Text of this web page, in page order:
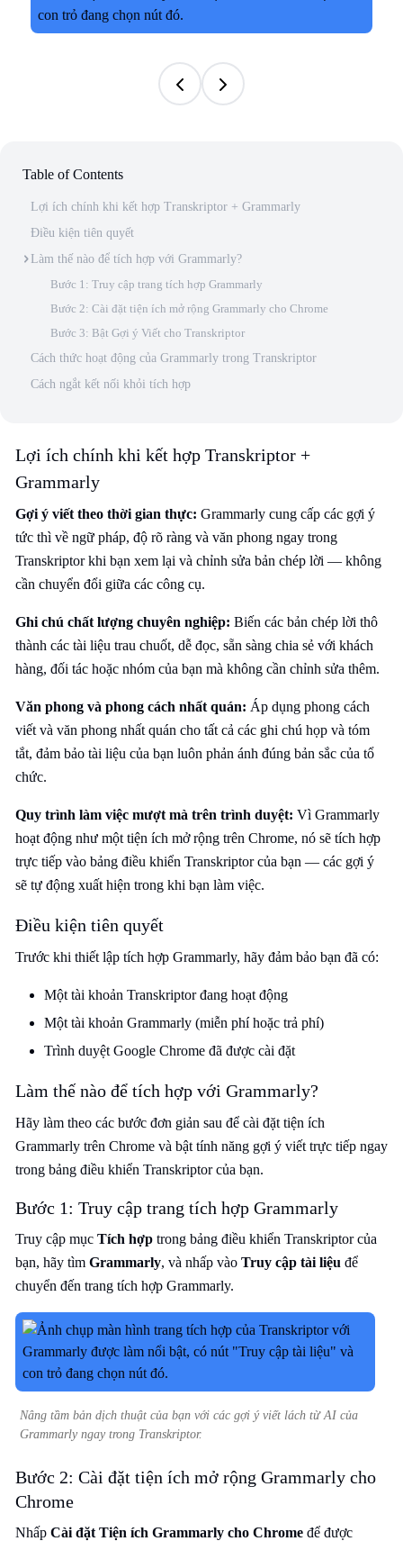
Table of Contents
Lợi ích chính khi kết hợp Transkriptor + Grammarly
Điều kiện tiên quyết
Làm thế nào để tích hợp với Grammarly?
Bước 1: Truy cập trang tích hợp Grammarly
Bước 2: Cài đặt tiện ích mở rộng Grammarly cho Chrome
Bước 3: Bật Gợi ý Viết cho Transkriptor
Cách thức hoạt động của Grammarly trong Transkriptor
Cách ngắt kết nối khỏi tích hợp
Lợi ích chính khi kết hợp Transkriptor +
Grammarly
Gợi ý viết theo thời gian thực: Grammarly cung cấp các gợi ý
tức thì về ngữ pháp, độ rõ ràng và văn phong ngay trong
Transkriptor khi bạn xem lại và chỉnh sửa bản chép lời — không
cần chuyển đổi giữa các công cụ.
Ghi chú chất lượng chuyên nghiệp: Biến các bản chép lời thô
thành các tài liệu trau chuốt, dễ đọc, sẵn sàng chia sẻ với khách
hàng, đối tác hoặc nhóm của bạn mà không cần chỉnh sửa thêm.
Văn phong và phong cách nhất quán: Áp dụng phong cách
viết và văn phong nhất quán cho tất cả các ghi chú họp và tóm
tắt, đảm bảo tài liệu của bạn luôn phản ánh đúng bản sắc của tổ
chức.
Quy trình làm việc mượt mà trên trình duyệt: Vì Grammarly
hoạt động như một tiện ích mở rộng trên Chrome, nó sẽ tích hợp
trực tiếp vào bảng điều khiển Transkriptor của bạn — các gợi ý
sẽ tự động xuất hiện trong khi bạn làm việc.
Điều kiện tiên quyết
Trước khi thiết lập tích hợp Grammarly, hãy đảm bảo bạn đã có:
Một tài khoản Transkriptor đang hoạt động
Một tài khoản Grammarly (miễn phí hoặc trả phí)
Trình duyệt Google Chrome đã được cài đặt
Làm thế nào để tích hợp với Grammarly?
Hãy làm theo các bước đơn giản sau để cài đặt tiện ích
Grammarly trên Chrome và bật tính năng gợi ý viết trực tiếp ngay
trong bảng điều khiển Transkriptor của bạn.
Bước 1: Truy cập trang tích hợp Grammarly
Truy cập mục Tích hợp trong bảng điều khiển Transkriptor của
bạn, hãy tìm Grammarly, và nhấp vào Truy cập tài liệu để
chuyển đến trang tích hợp Grammarly.
Nâng tầm bản dịch thuật của bạn với các gợi ý viết lách từ AI của
Grammarly ngay trong Transkriptor.
Bước 2: Cài đặt tiện ích mở rộng Grammarly cho
Chrome
Nhấp Cài đặt Tiện ích Grammarly cho Chrome để được